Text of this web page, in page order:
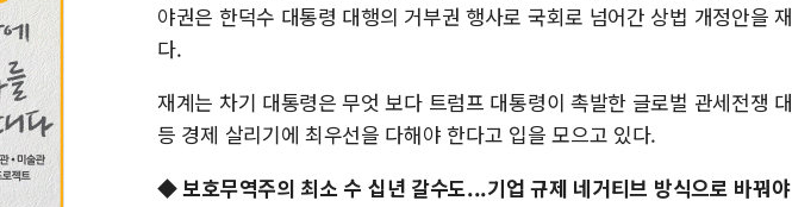
야권은 한덕수 대통령 대행의 거부권 행사로 국회로 넘어간 상법 개정안을
다.
재계는 차기 대통령은 무엇 보다 트럼프 대통령이 촉발한 글로벌 관세전쟁
등 경제 살리기에 최우선을 다해야 한다고 입을 모으고 있다.
◆보호무역주의 최소 수 십년 갈수도...기업 규제 네거티브 방식으로 바꿔야